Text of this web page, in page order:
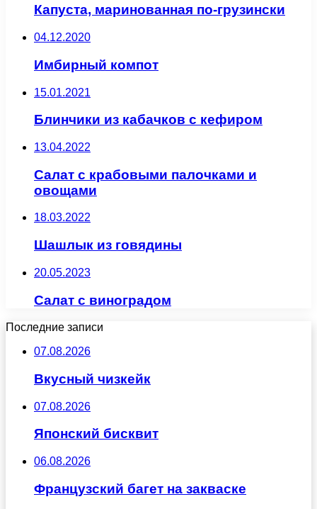
Капуста, маринованная по-грузински
04.12.2020
Имбирный компот
15.01.2021
Блинчики из кабачков с кефиром
13.04.2022
Салат с крабовыми палочками и
овощами
18.03.2022
Шашлык из говядины
20.05.2023
Салат с виноградом
Последние записи
07.08.2026
Вкусный чизкейк
07.08.2026
Японский бисквит
06.08.2026
Французский багет на закваске